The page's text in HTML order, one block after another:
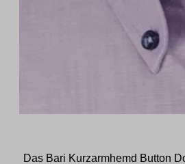
Das Bari Kurzarmhemd Button